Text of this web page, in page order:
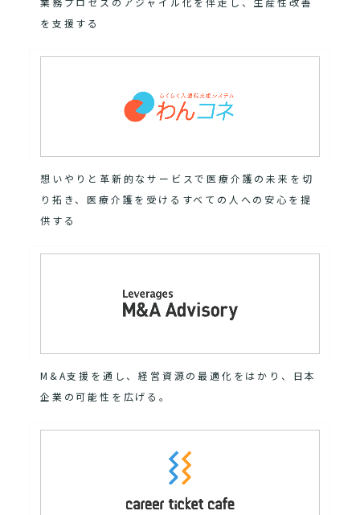
を支援する
想いやりと革新的なサービスで医療介護の未来を切
り拓き、医療介護を受けるすべての人への安心を提
供する
M&A支援を通し、経営資源の最適化をはかり、日本
企業の可能性を広げる。